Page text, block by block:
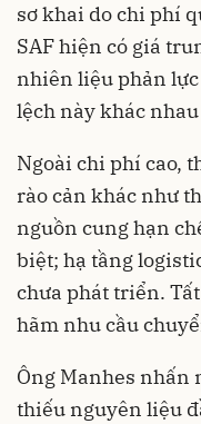
sơ khai do chi phí
SAF hiện có giá
nhiên liệu phản
lệch này khác
Ngoài chi phí cao,
rào cản khác như
nguồn cung hạn
biệt; hạ tầng
chưa phát triển.
hãm nhu cầu
Ông Manhes nhấn
thiếu nguyên liệu